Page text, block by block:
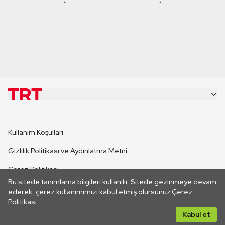
Bu sitede tanımlama bilgileri kullanılır. Sitede gezinmeye devam
ederek, çerez kullanımımızı kabul etmiş olursunuz.Çerez
Politikası
Kabul et
CANLI YAYINLAR
Kullanım Koşulları
Gizlilik Politikası ve Aydınlatma Metni
Çerez Politikası
İletişim
Her hakkı saklıdır. ©2026 TRT. Bağlantı yoluyla gidilen dış